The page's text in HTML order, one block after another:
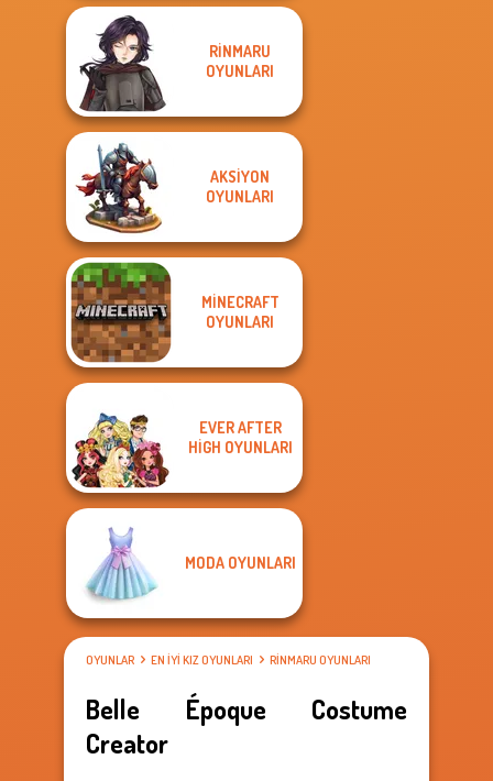
RINMARU
OYUNLARI
AKSIYON
OYUNLARI
MINECRAFT
OYUNLARI
EVER AFTER
HIGH OYUNLARI
MODA OYUNLARI
OYUNLAR EN IYI KIZ OYUNLARI RINMARU OYUNLARI
Belle Époque Costume
Creator